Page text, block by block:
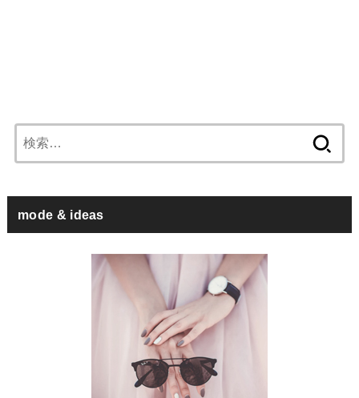
索:
mode & ideas